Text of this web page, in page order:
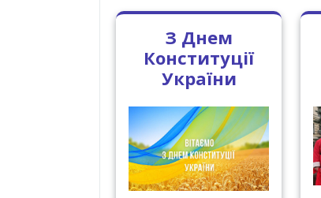
З Днем
Конституції
України